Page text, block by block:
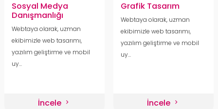
Sosyal Medya
Danışmanlığı
Webtaya olarak, uzman
ekibimizle web tasarımı,
yazılım geliştirme ve mobil
uy...
İncele
Grafik Tasarım
Webtaya olarak, uzman
ekibimizle web tasarımı,
yazılım geliştirme ve mobil
uy...
İncele